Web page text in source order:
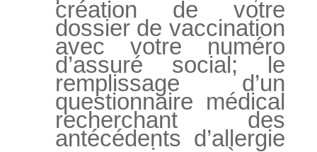
création de votre
dossier de vaccination
avec votre numéro
d’assuré social; le
remplissage d’un
questionnaire médical
recherchant des
antécédents d’allergie